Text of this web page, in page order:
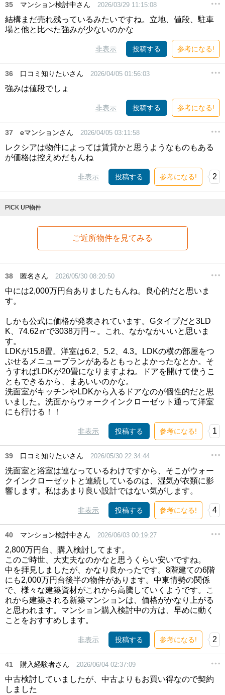
35 マンション検討中さん 2026/03/29 11:15:08
結構まだ売れ残っているみたいですね。立地、値段、駐車
場と他と比べた強みが少ないのかな
非表示 投稿する 参考になる!
36 口コミ知りたいさん 2026/04/05 01:56:03
強みは値段でしょ
非表示 投稿する 参考になる!
37 eマンションさん 2026/04/05 03:11:58
レクシアは物件によっては賃貸かと思うようなものもある
が価格は控えめだもんね
非表示 投稿する 参考になる! 2
PICK UP物件
ご近所物件を見てみる
38 匿名さん 2026/05/30 08:20:50
中には2,000万円台ありましたもんね。良心的だと思いま
す。
しかも公式に価格が発表されています。Gタイプだと3LD
K、74.62㎡で3038万円～。これ、なかなかいいと思いま
す。
LDKが15.8畳。洋室は6.2、5.2、4.3。LDKの横の部屋をつ
ぶせるメニュープランがあるともっとよかったなとか。そ
うすればLDKが20畳になりますよね。ドアを開けて使うこ
ともできるから、まあいいのかな。
洗面室がキッチンやLDKから入るドアなのが個性的だと思
いました。洗面からウォークインクローゼット通って洋室
にも行ける！！
非表示 投稿する 参考になる! 1
39 口コミ知りたいさん 2026/05/30 22:34:44
洗面室と浴室は連なっているわけですから、そこがウォー
クインクローゼットと連続しているのは、湿気が衣類に影
響します。私はあまり良い設計ではない気がします。
非表示 投稿する 参考になる! 4
40 マンション検討中さん 2026/06/03 00:19:27
2,800万円台、購入検討してます。
このご時世、大丈夫なのかなと思うくらい安いですね。
中を拝見しましたが、かなり良かったです。8階建ての6階
にも2,000万円台後半の物件があります。中東情勢の関係
で、様々な建築資材がこれから高騰していくようです。こ
れから建築される新築マンションは、価格がかなり上がる
と思われます。マンション購入検討中の方は、早めに動く
ことをおすすめします。
非表示 投稿する 参考になる! 2
41 購入経験者さん 2026/06/04 02:37:09
中古検討していましたが、中古よりもお買い得なので契約
しました